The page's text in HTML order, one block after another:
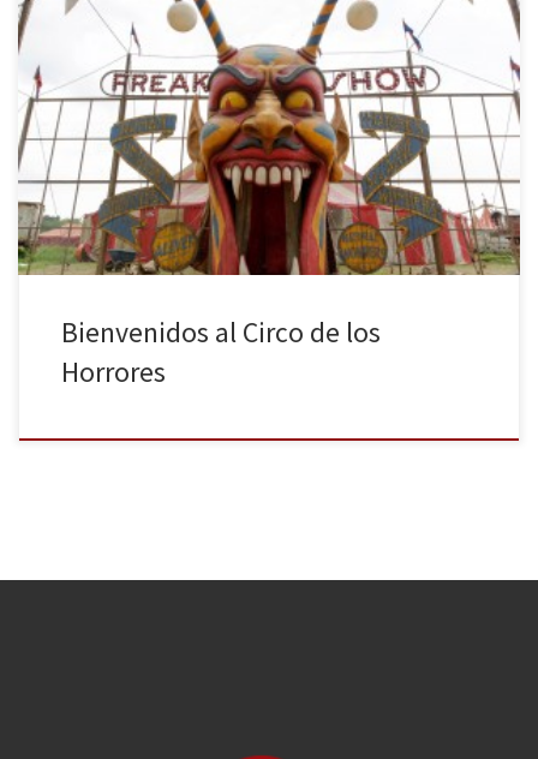
La esperada cuarta temporada de la serie estadounidense
American Horror Story despliega su carpa, sus encantos y abre sus
puertas a una audiencia impaciente. Un espectáculo a la altura de
la peor de las pesadillas. Recojan ya su entrada, pasen y vean.
Welcome back, Huelleros, es un honor recibirles aquí […]
Bienvenidos al Circo de los
Horrores